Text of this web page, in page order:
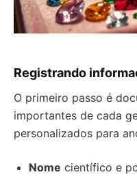
Registrando
O primeiro passo é
importantes de cada
personalizados para
Nome científico e